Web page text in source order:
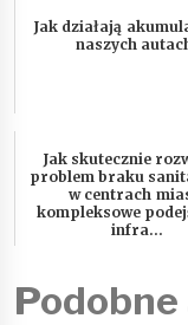
Jak działają
naszych
Jak skutecznie
problem braku
w centrach
kompleksowe
infra...